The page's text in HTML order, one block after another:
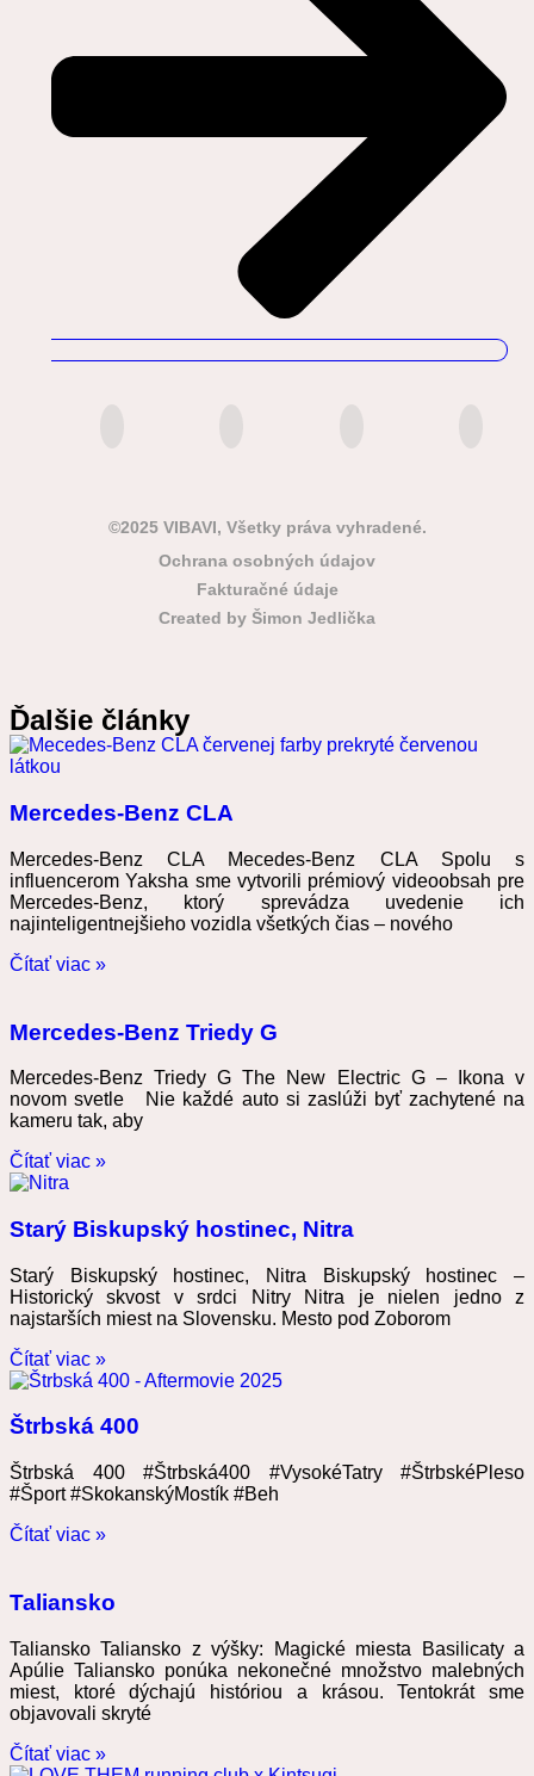
©2025 VIBAVI, Všetky práva vyhradené.
Ochrana osobných údajov
Fakturačné údaje
Created by Šimon Jedlička
Ďalšie články
Mercedes-Benz CLA
Mercedes-Benz CLA Mecedes-Benz CLA Spolu s
influencerom Yaksha sme vytvorili prémiový videoobsah pre
Mercedes-Benz, ktorý sprevádza uvedenie ich
najinteligentnejšieho vozidla všetkých čias – nového
Čítať viac »
Mercedes-Benz Triedy G
Mercedes-Benz Triedy G The New Electric G – Ikona v
novom svetle Nie každé auto si zaslúži byť zachytené na
kameru tak, aby
Čítať viac »
Starý Biskupský hostinec, Nitra
Starý Biskupský hostinec, Nitra Biskupský hostinec –
Historický skvost v srdci Nitry Nitra je nielen jedno z
najstarších miest na Slovensku. Mesto pod Zoborom
Čítať viac »
Štrbská 400
Štrbská 400 #Štrbská400 #VysokéTatry #ŠtrbskéPleso
#Šport #SkokanskýMostík #Beh
Čítať viac »
Taliansko
Taliansko Taliansko z výšky: Magické miesta Basilicaty a
Apúlie Taliansko ponúka nekonečné množstvo malebných
miest, ktoré dýchajú históriou a krásou. Tentokrát sme
objavovali skryté
Čítať viac »